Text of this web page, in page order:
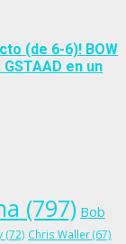
(de 6-6)! BOW
en un
(797) Bob
(72) Chris Waller(67)